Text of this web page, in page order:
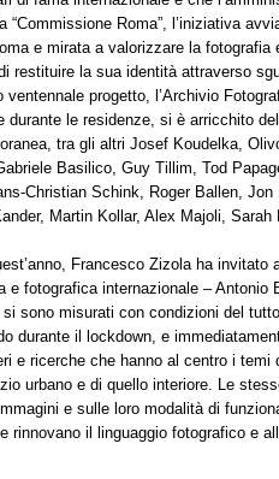
“Commissione Roma”, l’iniziativa
e mirata a valorizzare la
restituire la sua identità attraverso
ventennale progetto, l’Archivio
durante le residenze, si è arricchito
tra gli altri Josef Koudelka,
Basilico, Guy Tillim, Tod
Christian Schink, Roger Ballen,
Martin Kollar, Alex Majoli,
Francesco Zizola ha
e fotografica internazionale –
sono misurati con condizioni del
durante il lockdown, e
e ricerche che hanno al centro i
urbano e di quello interiore. Le
e sulle loro modalità di
rinnovano il linguaggio fotografico e